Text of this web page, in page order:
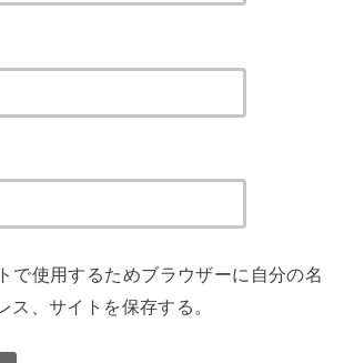
で使用するためブラウザーに自分の名
ス、サイトを保存する。